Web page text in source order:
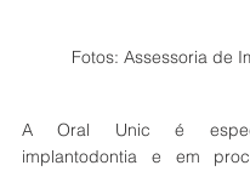
Fotos: Assessoria de
A Oral Unic é
implantodontia e em